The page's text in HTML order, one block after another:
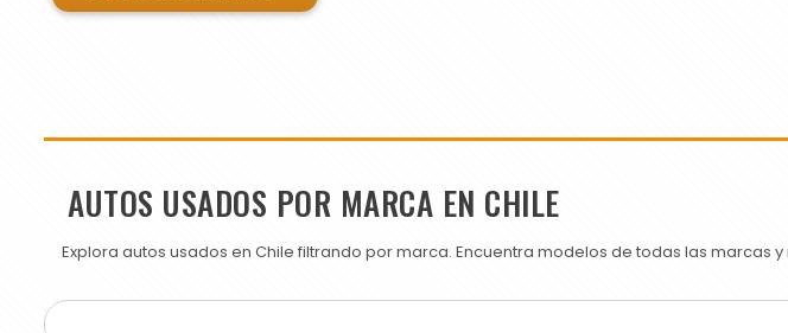
AUTOS USADOS POR MARCA EN CHILE
Explora autos usados en Chile filtrando por marca. Encuentra modelos de todas las marcas